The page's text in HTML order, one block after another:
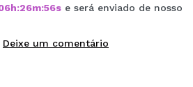
h:26m:55se será enviado de nosso
Deixe um comentário